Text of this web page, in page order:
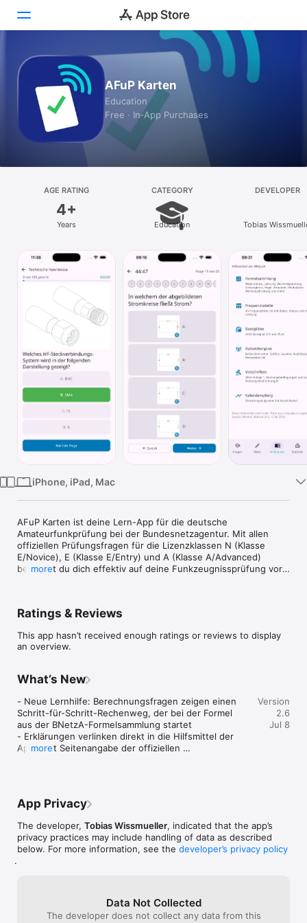
Today
Games
Apps
Platform
Mac
AFuP Karten
Education
Free · In‑App Purchases
AGE RATING
4+
Years
CATEGORY
Education
DEVELOPER
Tobias
iPhone, iPad, Mac
AFuP Karten ist deine Lern-App für die deutsche
Amateurfunkprüfung bei der Bundesnetzagentur. Mit allen
offiziellen Prüfungsfragen für die Lizenzklassen N (Klasse
E/Novice), E (Klasse E/Entry) und A (Klasse A/Advanced)
bereitest du dich effektiv auf deine Funkzeugnissprüfung vor.
Auflage, März 2024)
• Kategorien: Technik, Betriebliche Kenntnisse und
Vorschriften
EFFEKTIVES LERNEN
• Verständliche Erklärung zu jeder Frage — warum die
Antwort richtig ist
• Wahl zwischen zwei Lernmodi: Einfach oder Leitner-System
(Karteikasten)
• Einfach: Richtig beantwortet = erledigt, falsch = nochmal
• Leitner-System: 5-stufige Wiederholung für langfristiges
Lernen
HILFSMITTEL
• Wichtige Formeln und Berechnungen auf einen Blick
• Relevante Vorschriften und Regelungen
• Technische Diagramme und Schaubilder
MODERNES DESIGN
more
Ratings & Reviews
This app hasn’t received enough ratings or reviews to display
an overview.
What’s New
- Neue Lernhilfe: Berechnungsfragen zeigen einen
Schritt-für-Schritt-Rechenweg, der bei der Formel
aus der BNetzA-Formelsammlung startet
- Erklärungen verlinken direkt in die Hilfsmittel der
App - mit Seitenangabe der offiziellen
- Formeldarstellung verbessert: fehlende Symbole
Erklärungen
- "Neue Prüfung" startet jetzt wieder denselben
Prüfungstyp statt der Gesamtprüfung
- "Heute gelernt"-Zähler wird beim Öffnen der App
more
Version
2.6
Jul 8
App Privacy
The developer, Tobias Wissmueller, indicated that the app’s
privacy practices may include handling of data as described
below. For more information, see the developer’s privacy policy
.
Data Not Collected
The developer does not collect any data from this